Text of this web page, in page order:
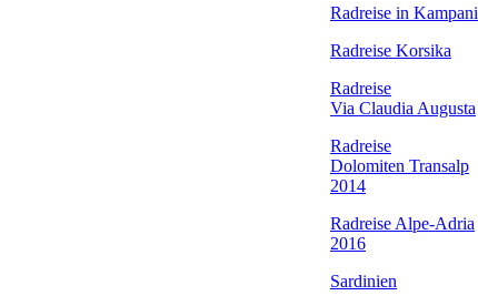
Radreise in
Radreise Korsika
Radreise
Via Claudia Augusta
Radreise
Dolomiten Transalp
2014
Radreise Alpe-Adria
2016
Sardinien